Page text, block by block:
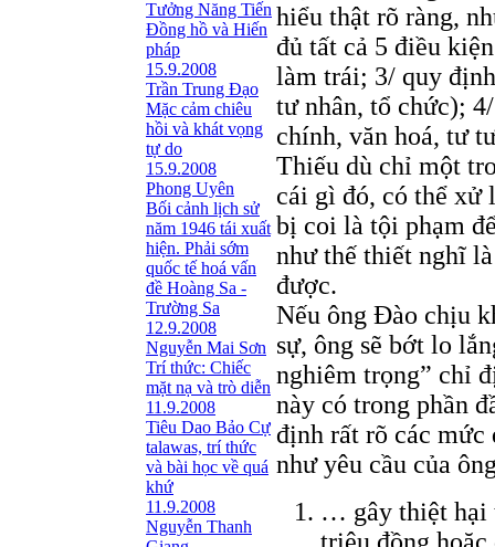
Tưởng Năng Tiến
Đồng hồ và Hiến
pháp
15.9.2008
Trần Trung Đạo
Mặc cảm chiêu
hồi và khát vọng
tự do
15.9.2008
Phong Uyên
Bối cảnh lịch sử
năm 1946 tái xuất
hiện. Phải sớm
quốc tế hoá vấn
đề Hoàng Sa -
Trường Sa
12.9.2008
Nguyễn Mai Sơn
Trí thức: Chiếc
mặt nạ và trò diễn
11.9.2008
Tiêu Dao Bảo Cự
talawas, trí thức
và bài học về quá
khứ
11.9.2008
Nguyễn Thanh
hiểu thật rõ ràng,
đủ tất cả 5 điều
làm trái; 3/ quy
tư nhân, tổ chức);
chính, văn hoá, tư
Thiếu dù chỉ một
cái gì đó, có thể xử
bị coi là tội phạm
như thế thiết nghĩ
được.
Nếu ông Đào chịu
sự, ông sẽ bớt lo
nghiêm trọng” chỉ
này có trong phần
định rất rõ các mức
như yêu cầu của
… gây thiệt hại